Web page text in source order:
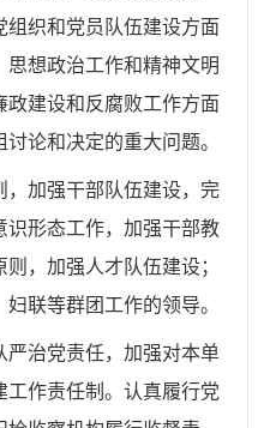
组织和党员队伍建设方面
想政治工作和精神文明
政建设和反腐败工作方面
论和决定的重大问题。
，加强干部队伍建设，完
识形态工作，加强干部教
，加强人才队伍建设；
联等群团工作的领导。
严治党责任，加强对本单
作责任制。认真履行党